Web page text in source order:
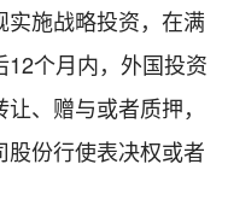
施战略投资，在满
个月内，外国投资
、赠与或者质押，
份行使表决权或者